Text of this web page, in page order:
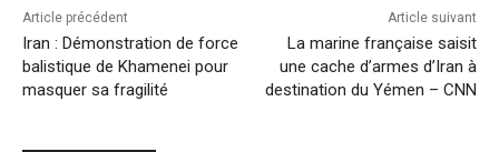
Article précédent
Iran : Démonstration de force
balistique de Khamenei pour
masquer sa fragilité
Article suivant
La marine française saisit
une cache d’armes d’Iran à
destination du Yémen – CNN